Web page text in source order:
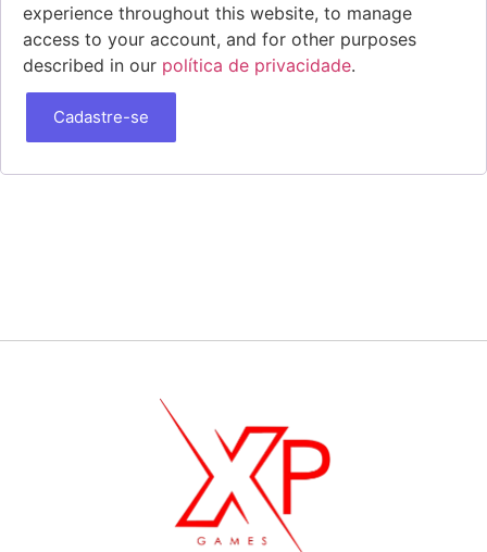
experience throughout this website, to manage
access to your account, and for other purposes
described in our política de privacidade.
Cadastre-se